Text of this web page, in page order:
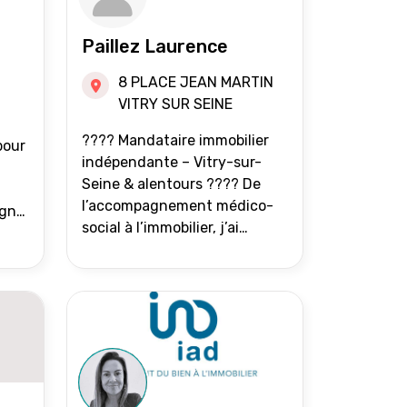
Paillez Laurence
8 PLACE JEAN MARTIN
VITRY SUR SEINE
???? Mandataire immobilier
indépendante – Vitry-sur-
Seine & alentours ???? De
l’accompagnement médico-
social à l’immobilier, j’ai
gens à avancer sereinement.
Aujourd’hui, j’accompagne
mes clients avec franchise,
écoute et énergie pour
vendre ou acheter leur bien
immobilier. ???? 300 familles
accompagnées en 8 ans, 90 %